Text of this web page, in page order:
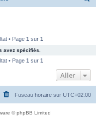
c
e
• Page 1 sur 1
avez spécifiés.
• Page 1 sur 1
Aller
Fuseau horaire sur UTC+02:00
© phpBB Limited